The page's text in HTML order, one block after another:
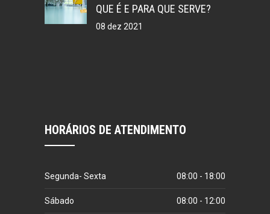
QUE É E PARA QUE SERVE?
08 dez 2021
HORÁRIOS DE ATENDIMENTO
Segunda- Sexta 08:00 - 18:00
Sábado 08:00 - 12:00